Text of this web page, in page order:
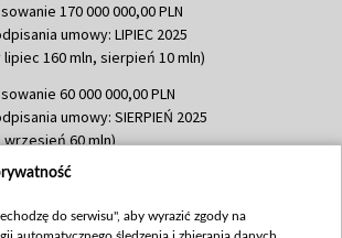
170 000 000,00 PLN
umowy: LIPIEC 2025
lipiec 160 mln, sierpień 10 mln)
60 000 000,00 PLN
umowy: SIERPIEŃ 2025
wrzesień 60 mln)
635 783 051,21 PLN
wrzesień 100 mln, październik 350
do serwisu", aby wyrazić zgody na